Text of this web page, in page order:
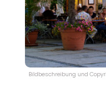
Bildbeschreibung und